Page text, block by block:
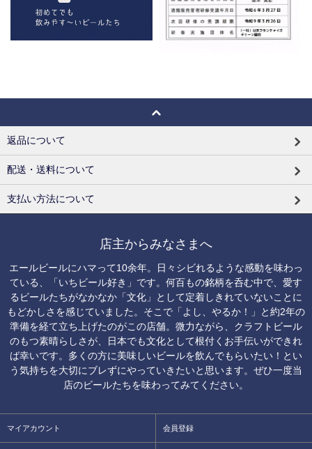
返品について
配送・送料について
支払い方法について
店主からみなさまへ
エールビールにハマって10余年。日々シビれるような感動を味わっ
ている、「いちビール好き」です。何百もの銘柄を呑む中で、愛す
るビールたちがなかなか「文化」として定着しきれていないことに
もどかしさを感じていました。そこで「よし、やるか！」と約2年の
準備を経て立ち上げたのがこの店舗。微力ながら、クラフトビール
のもつ素晴らしさが、日本でも文化として根付くお手伝いができれ
ば幸いです。多くの方に美味しいビールを飲んでもらいたい！とい
う気持ちを大切にブレずにやっていきたいと思います。ぜひ一度当
店のビールたちを味わってみてください。
マイアカウント 会員登録